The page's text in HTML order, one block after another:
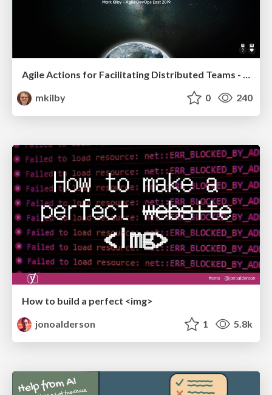
Agile Actions for Facilitating Distributed Teams - ADO2019
mkilby
0 240
How to build a perfect <img>
jonoalderson
1 5.8k